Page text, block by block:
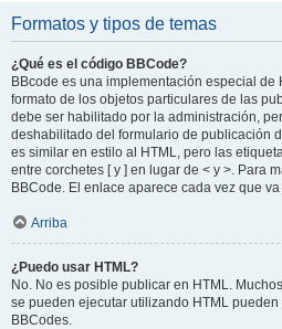
Formatos y tipos de temas
¿Qué es el código BBCode?
BBcode es una implementación especial de
formato de los objetos particulares de las
debe ser habilitado por la administración,
deshabilitado del formulario de publicación
es similar en estilo al HTML, pero las
entre corchetes [ y ] en lugar de < y >. Para
BBCode. El enlace aparece cada vez que
Arriba
¿Puedo usar HTML?
No. No es posible publicar en HTML.
se pueden ejecutar utilizando HTML
BBCodes.